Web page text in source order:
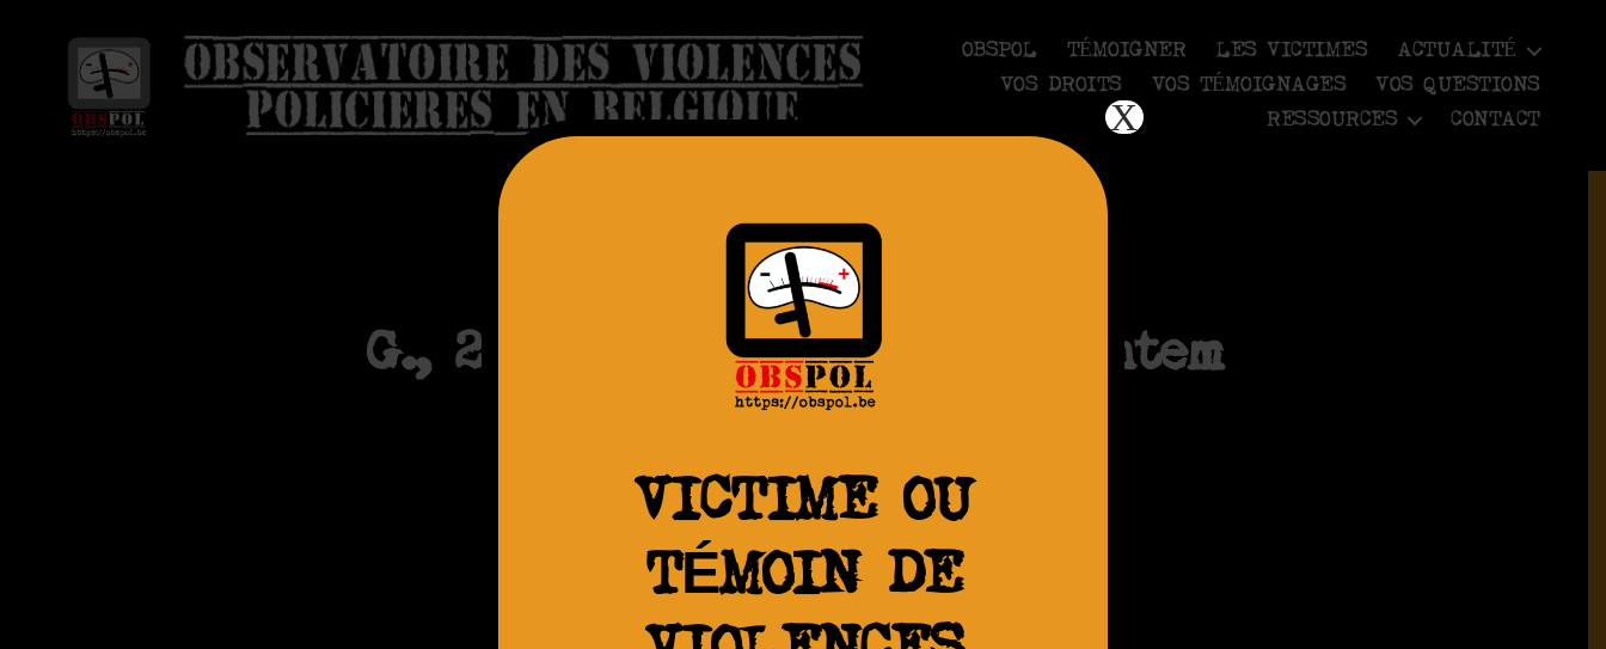
OBSPOL TÉMOIGNER LES VICTIMES
ACTUALITÉ
VOS DROITS
VOS TÉMOIGNAGES
VOS QUESTIONS
RESSOURCES
CONTACT
AGRESSION
G., 20.10.2011.Tabassé – Zaventem
VICTIME OU
TÉMOIN DE
X